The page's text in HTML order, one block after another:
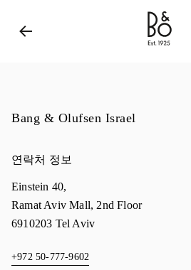
Bang & Olufsen -
Bang & Olufsen Israel
연락처 정보
Einstein 40,
Ramat Aviv Mall, 2nd Floor
6910203 Tel Aviv
+972 50-777-9602